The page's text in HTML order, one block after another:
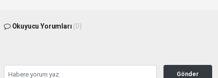
Okuyucu Yorumları (0)
Gönder